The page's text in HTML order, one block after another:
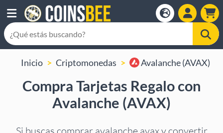
Inicio Criptomonedas Avalanche (AVAX)
Compra Tarjetas Regalo con
Avalanche (AVAX)